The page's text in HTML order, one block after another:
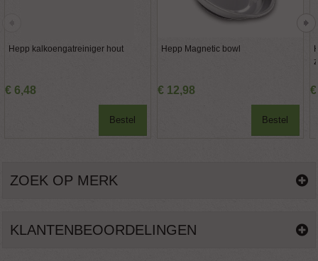
Hepp kalkoengatreiniger hout
€ 6,48
Bestel
Hepp Magnetic bowl
€ 12,98
Bestel
€
ZOEK OP MERK
KLANTENBEOORDELINGEN